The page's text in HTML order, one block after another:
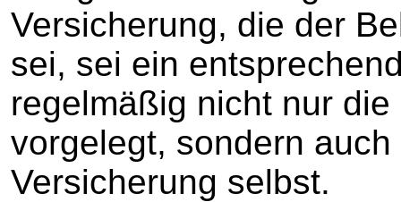
Versicherung, die der
sei, sei ein
regelmäßig nicht nur
vorgelegt, sondern
Versicherung selbst.